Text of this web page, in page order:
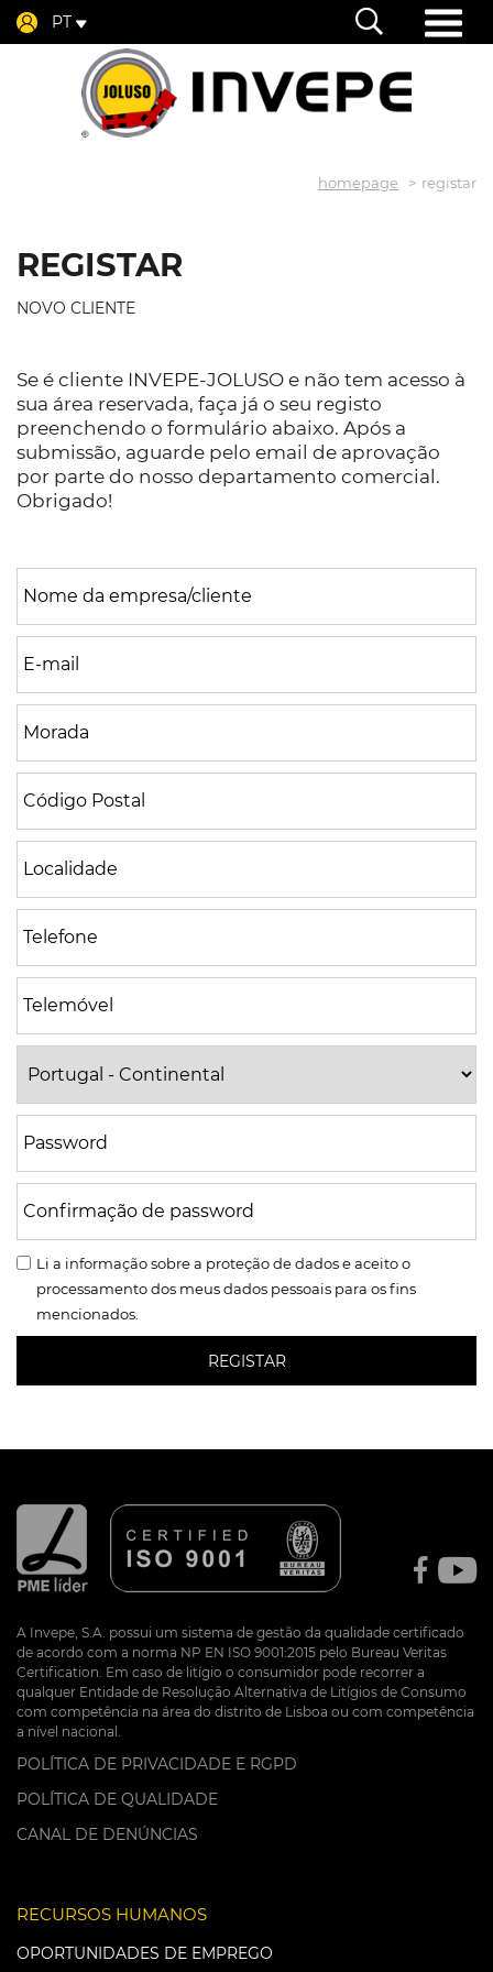
PT
homepage registar
REGISTAR
NOVO CLIENTE
Se é cliente INVEPE-JOLUSO e não tem acesso à
sua área reservada, faça já o seu registo
preenchendo o formulário abaixo. Após a
submissão, aguarde pelo email de aprovação
por parte do nosso departamento comercial.
Obrigado!
Li a informação sobre a proteção de dadose aceito o
processamento dos meus dados pessoais para os fins
mencionados.
A Invepe, S.A. possui um sistema de gestão da qualidade certificado
de acordo com a norma NP EN ISO 9001:2015 pelo Bureau Veritas
Certification. Em caso de litígio o consumidor pode recorrer a
qualquer Entidade de Resolução Alternativa de Litígios de Consumo
com competência na área do distrito de Lisboa ou com competência
a nível nacional.
POLÍTICA DE PRIVACIDADE E RGPD
POLÍTICA DE QUALIDADE
CANAL DE DENÚNCIAS
RECURSOS HUMANOS
OPORTUNIDADES DE EMPREGO